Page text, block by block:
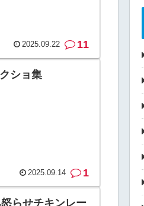
2025.09.22 11
ショ集
2025.09.14 1
らせチキンレー